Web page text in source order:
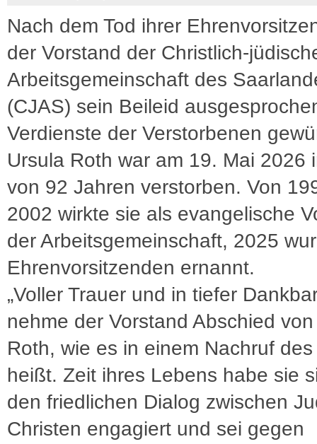
Nach dem Tod ihrer
der Vorstand der Christlich-
Arbeitsgemeinschaft des
(CJAS) sein Beileid
Verdienste der Verstorbenen
Ursula Roth war am 19. Mai 2026
von 92 Jahren verstorben. Von
2002 wirkte sie als evangelische
der Arbeitsgemeinschaft, 2025
Ehrenvorsitzenden ernannt.
„Voller Trauer und in tiefer
nehme der Vorstand Abschied
Roth, wie es in einem Nachruf
heißt. Zeit ihres Lebens habe sie
den friedlichen Dialog zwischen
Christen engagiert und sei gegen